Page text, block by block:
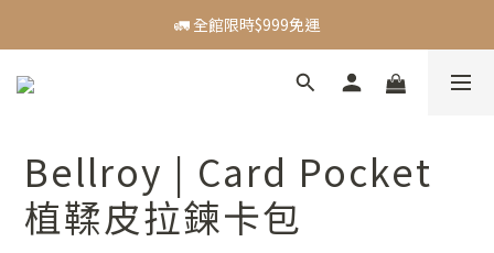
🪙 新會員贈$50購物金
🚛 全館限時$999免運
【主題活動】Dadventure｜精選好物83折起
Bellroy | Card Pocket
植鞣皮拉鍊卡包